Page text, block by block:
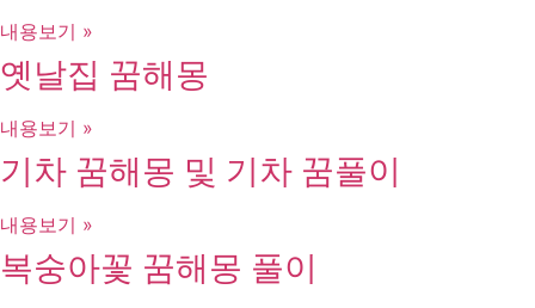
내용보기 »
옛날집 꿈해몽
내용보기 »
기차 꿈해몽 및 기차 꿈풀이
내용보기 »
복숭아꽃 꿈해몽 풀이